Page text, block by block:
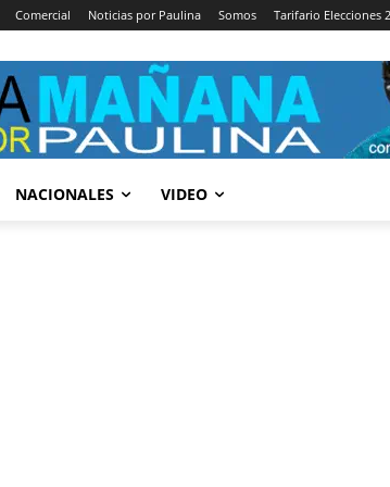
Comercial Noticias por Paulina Somos Tarifario Elecciones
NACIONALES VIDEO